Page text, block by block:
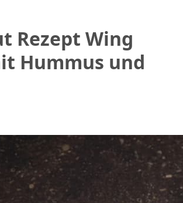
Rezept Wing
Hummus und